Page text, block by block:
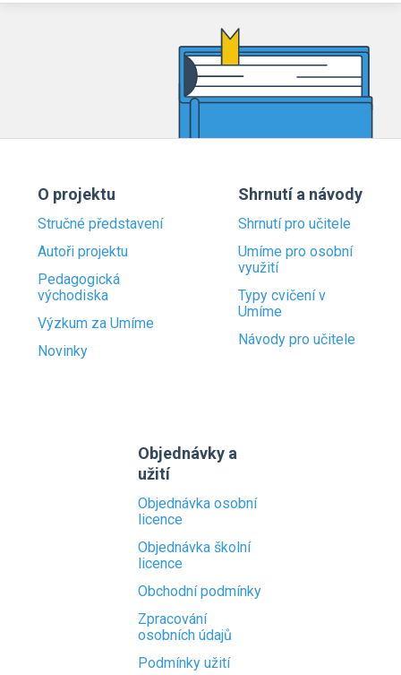
O projektu
Stručné představení
Autoři projektu
Pedagogická
východiska
Výzkum za Umíme
Novinky
Shrnutí a návody
Shrnutí pro učitele
Umíme pro osobní
využití
Typy cvičení v
Umíme
Návody pro učitele
Objednávky a
užití
Objednávka osobní
licence
Objednávka školní
licence
Obchodní podmínky
Zpracování
osobních údajů
Podmínky užití